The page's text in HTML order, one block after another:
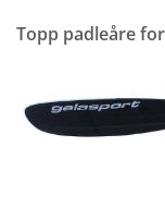
Topp padleåre